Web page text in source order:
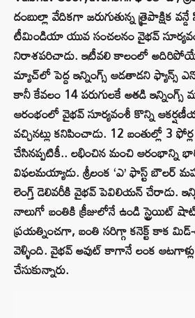
దంబుల్లా వేదికగా జరుగుతున్న త్రైపాక్షిక
టీమిండియా యువ సంచలనం వైభవ్
నిరాశపరిచాడు. ఇటీవలి కాలంలో
మ్యాచ్‌లో పెద్ద ఇన్నింగ్స్ ఆడతాడని ఫ్యాన్స్
కానీ కేవలం 14 పరుగులకే అతడి
ఆరంభంలో వైభవ్ సూర్యవంశీ కొన్ని
వచ్చినట్లు కనిపించాడు. 12 బంతుల్లో 3
చేసినప్పటికీ.. లభించిన మంచి ఆరంభాన్ని
విఫలమయ్యాడు. శ్రీలంక ‘ఎ’ ఫాస్ట్ బౌలర్
లెంగ్త్ డెలివరీకి వైభవ్ పెవిలియన్ చేరాడు.
నాలుగో బంతికి క్రీజులోనే ఉండి స్ట్రెయిట్
ప్రయత్నించగా, బంతి సరిగ్గా కనెక్ట్ కాక మిడ్-
వెళ్ళింది. వైభవ్ అవుట్ కాగానే లంక
చేసుకున్నారు.